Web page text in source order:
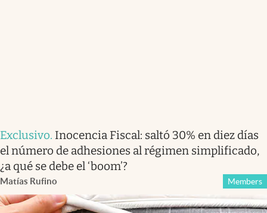
Exclusivo. Inocencia Fiscal: saltó 30% en diez días
el número de adhesiones al régimen simplificado,
¿a qué se debe el ‘boom’?
Matías Rufino Members